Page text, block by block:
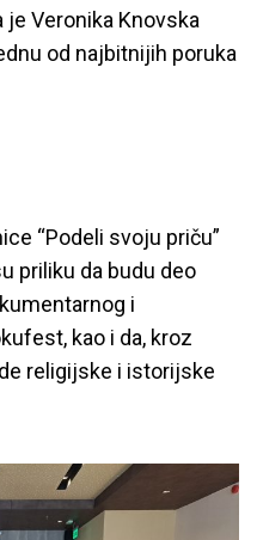
Veronika Knovska
od najbitnijih poruka
“Podeli svoju priču”
priliku da budu deo
i
kao i da, kroz
religijske i istorijske